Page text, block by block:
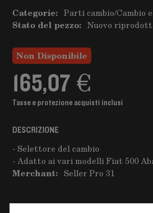
Categorie: Parti cambio/Cambio
Stato del pezzo: Nuovo
Non Disponibile
165,07 €
Tasse e protezione acquisti inclusi
DESCRIZIONE
- Selettore del cambio
- Adatto ai vari modelli Fiat 500
Merchant: Seller Pro 31